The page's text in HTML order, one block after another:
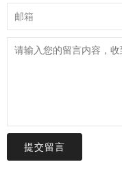
提交留言